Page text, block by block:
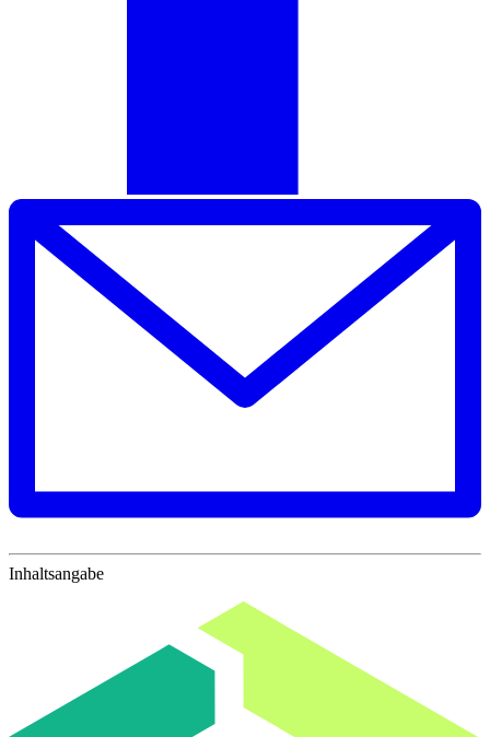
Inhaltsangabe